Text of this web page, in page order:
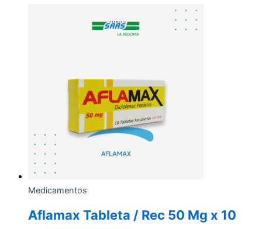
Medicamentos
Aflamax Tableta / Rec 50 Mg x 10